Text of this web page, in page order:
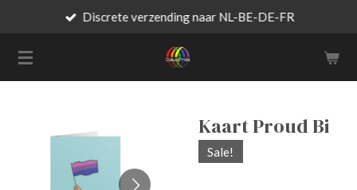
naar
de
Discrete verzending naar NL-BE-DE-FR
Kaart Proud Bi
Sale!